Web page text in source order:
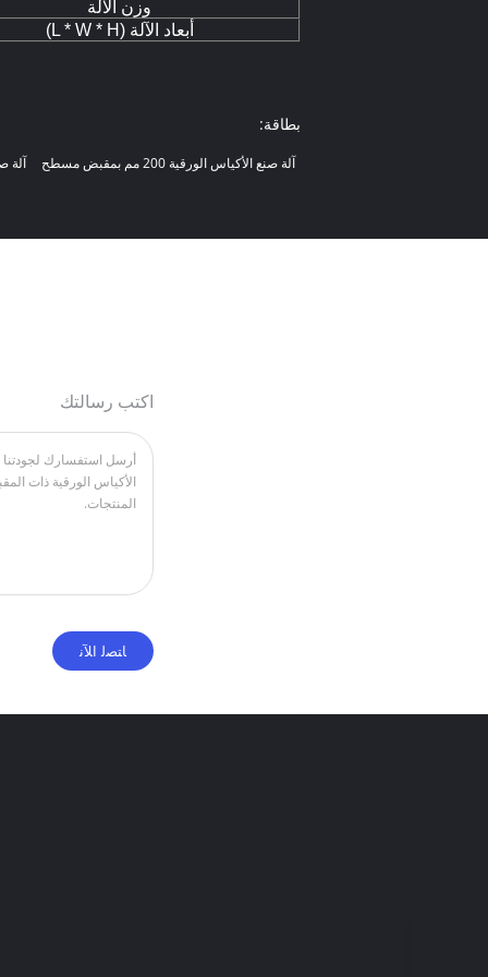
وزن الآلة
أبعاد الآلة (L * W * H)
بطاقة:
آلة صنع الأكياس الورقية 200 مم بمقبض مسطح آلة صنع
اكتب رسالتك